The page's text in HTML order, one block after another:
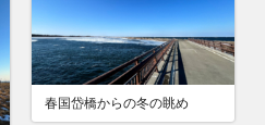
春国岱橋からの冬の眺め